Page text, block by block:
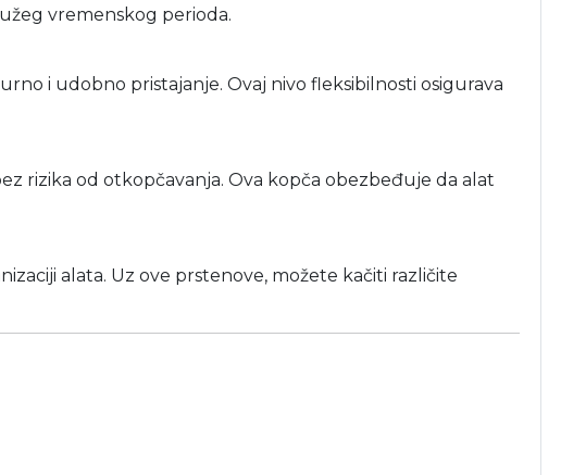
vremenskog perioda.
i udobno pristajanje. Ovaj nivo fleksibilnosti osigurava
rizika od otkopčavanja. Ova kopča obezbeđuje da alat
alata. Uz ove prstenove, možete kačiti različite